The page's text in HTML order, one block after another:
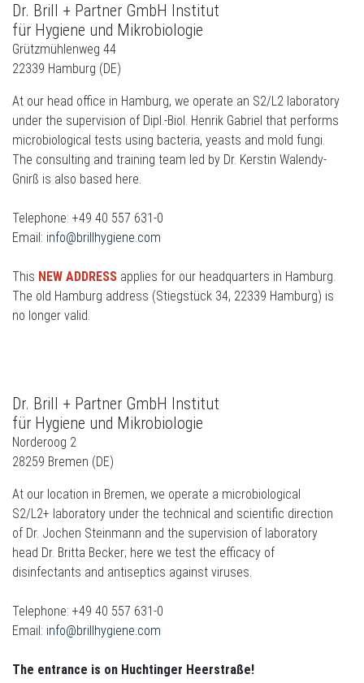
Dr. Brill + Partner GmbH Institut
für Hygiene und Mikrobiologie
Grützmühlenweg 44
22339 Hamburg (DE)
At our head office in Hamburg, we operate an S2/L2 laboratory
under the supervision of Dipl.-Biol. Henrik Gabriel that performs
microbiological tests using bacteria, yeasts and mold fungi.
The consulting and training team led by Dr. Kerstin Walendy-
Gnirß is also based here.
Telephone: +49 40 557 631-0
Email: info@brillhygiene.com
This NEW ADDRESS applies for our headquarters in Hamburg.
The old Hamburg address (Stiegstück 34, 22339 Hamburg) is
no longer valid.
Dr. Brill + Partner GmbH Institut
für Hygiene und Mikrobiologie
Norderoog 2
28259 Bremen (DE)
At our location in Bremen, we operate a microbiological
S2/L2+ laboratory under the technical and scientific direction
of Dr. Jochen Steinmann and the supervision of laboratory
head Dr. Britta Becker; here we test the efficacy of
disinfectants and antiseptics against viruses.
Telephone: +49 40 557 631-0
Email: info@brillhygiene.com
The entrance is on Huchtinger Heerstraße!